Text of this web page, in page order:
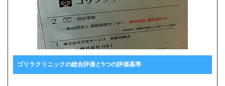
ゴリラクリニックの総合評価と5つの評価基準